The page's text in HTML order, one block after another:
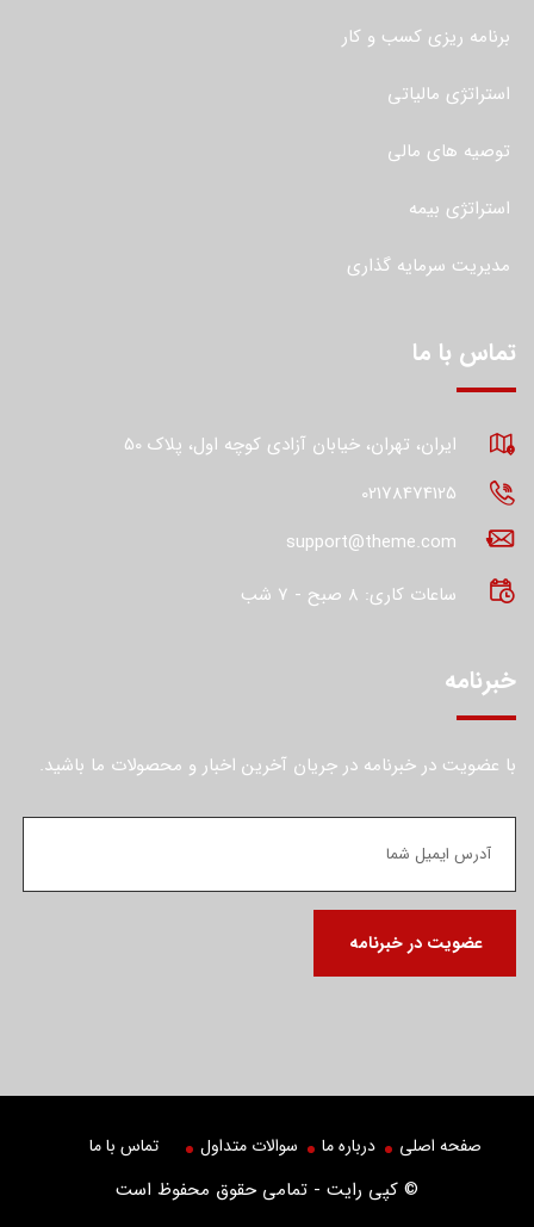
برنامه ریزی کسب و کار
استراتژی مالیاتی
توصیه های مالی
استراتژی بیمه
مدیریت سرمایه گذاری
تماس با ما
ایران، تهران، خیابان آزادی کوچه اول، پلاک 50
02178474125
support@theme.com
ساعات کاری: 8 صبح - 7 شب
خبرنامه
با عضویت در خبرنامه در جریان آخرین اخبار و محصولات ما باشید.
© کپی رایت - تمامی حقوق محفوظ است
صفحه اصلی درباره ما سوالات متداول تماس با ما